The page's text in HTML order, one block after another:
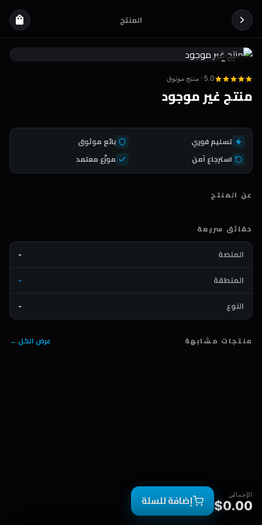
المنتج shopping_bag
Coda
5.0 · منتج موثوق
منتج غير موجود
تسليم فوري
بائع موثوق
استرجاع آمن
موزّع معتمد
عن المنتج
حقائق سريعة
المنصة
-
المنطقة
-
النوع
-
منتجات مشابهة عرض الكل →
الإجمالي
$0.00 إضافة للسلة